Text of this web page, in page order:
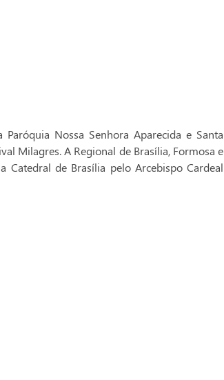
Nossa Senhora Aparecida e Santa
Milagres. A Regional de Brasília, Formosa e
Catedral de Brasília pelo Arcebispo Cardeal